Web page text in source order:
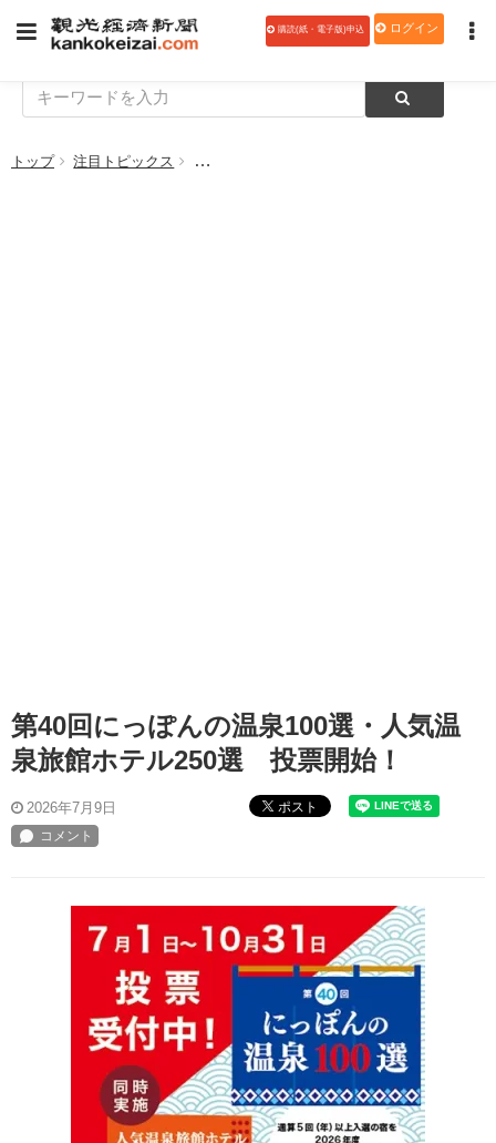
購読(紙・電子版)申込 ログイン
トップ 注目トピックス 第40回にっぽんの温泉100選・人気温泉旅館
第40回にっぽんの温泉100選・人気温
泉旅館ホテル250選 投票開始！
2026年7月9日 ポスト